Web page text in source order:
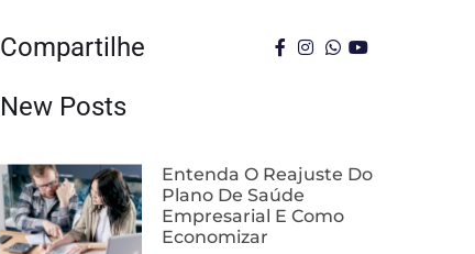
Compartilhe
New Posts
Entenda O Reajuste Do
Plano De Saúde
Empresarial E Como
Economizar